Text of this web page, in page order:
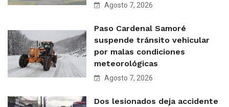
Agosto 7, 2026
Paso Cardenal Samoré
suspende tránsito vehicular
por malas condiciones
meteorológicas
Agosto 7, 2026
Dos lesionados deja accidente